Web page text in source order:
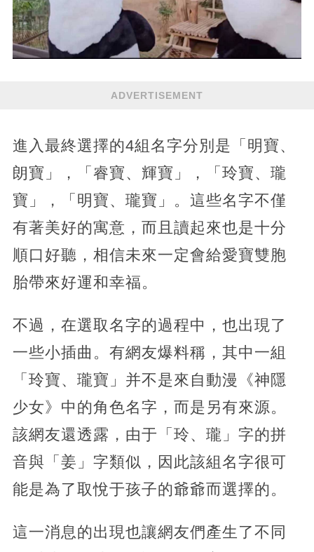
ADVERTISEMENT
進入最終選擇的4組名字分別是「明寶、
朗寶」，「睿寶、輝寶」，「玲寶、瓏
寶」，「明寶、瓏寶」。這些名字不僅
有著美好的寓意，而且讀起來也是十分
順口好聽，相信未來一定會給愛寶雙胞
胎帶來好運和幸福。
不過，在選取名字的過程中，也出現了
一些小插曲。有網友爆料稱，其中一組
「玲寶、瓏寶」并不是來自動漫《神隱
少女》中的角色名字，而是另有來源。
該網友還透露，由于「玲、瓏」字的拼
音與「姜」字類似，因此該組名字很可
能是為了取悅于孩子的爺爺而選擇的。
這一消息的出現也讓網友們產生了不同